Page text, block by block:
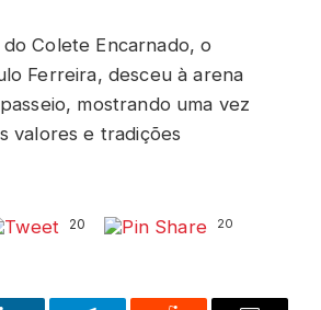
Colete Encarnado, o
Ferreira, desceu à arena
mostrando uma vez
valores e tradições
20 20